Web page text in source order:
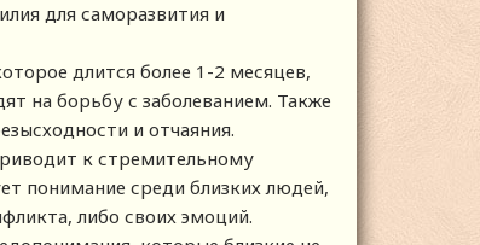
для саморазвития и
длится более 1-2 месяцев,
на борьбу с заболеванием. Также
и отчаяния.
к стремительному
понимание среди близких людей,
либо своих эмоций.